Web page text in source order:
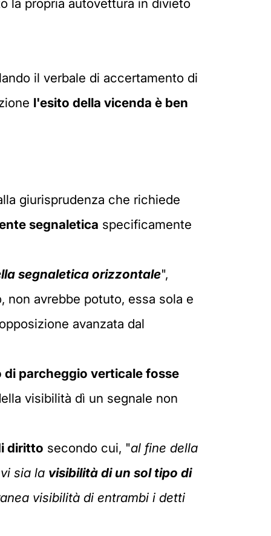
la propria autovettura in divieto
il verbale di accertamento di
l'esito della vicenda è ben
giurisprudenza che richiede
segnaletica specificamente
segnaletica orizzontale",
non avrebbe potuto, essa sola e
avanzata dal
di parcheggio verticale fosse
visibilità dì un segnale non
diritto secondo cui, "al fine della
sia la visibilità di un sol tipo di
visibilità di entrambi i detti